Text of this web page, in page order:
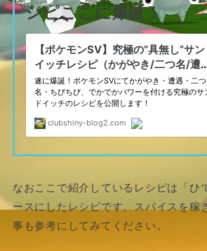
シピここに爆誕！
なおここで紹介しているレシピは「ひ
ースにしたレシピです。スパイスを稼
事も参考にしてみてください。